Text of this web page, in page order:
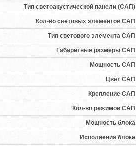
Тип светоакустической панели (САП)
Кол-во световых элементов САП
Тип светового элемента САП
Габаритные размеры САП
Мощность САП
Цвет САП
Крепление САП
Кол-во режимов САП
Мощность блока
Исполнение блока